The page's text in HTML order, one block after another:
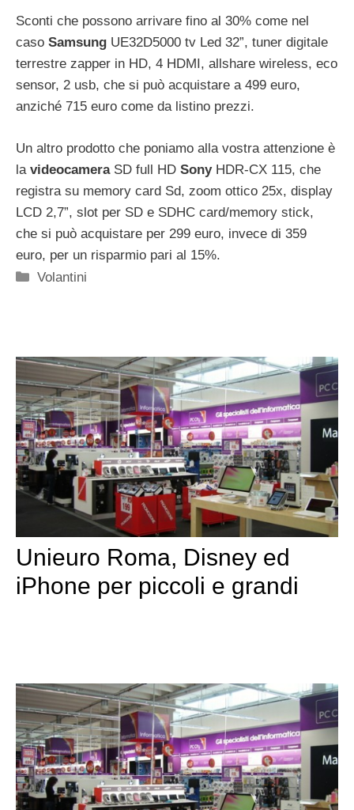
Sconti che possono arrivare fino al 30% come nel
caso Samsung UE32D5000 tv Led 32”, tuner digitale
terrestre zapper in HD, 4 HDMI, allshare wireless, eco
sensor, 2 usb, che si può acquistare a 499 euro,
anziché 715 euro come da listino prezzi.
Un altro prodotto che poniamo alla vostra attenzione è
la videocameraSD full HD SonyHDR-CX 115, che
registra su memory card Sd, zoom ottico 25x, display
LCD 2,7”, slot per SD e SDHC card/memory stick,
che si può acquistare per 299 euro, invece di 359
euro, per un risparmio pari al 15%.
Categorie
Volantini
Unieuro Roma, Disney ed
iPhone per piccoli e grandi